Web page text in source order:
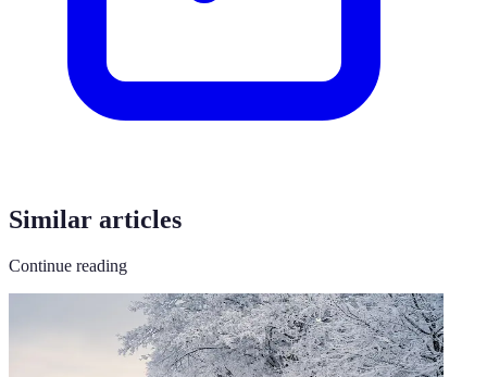
Similar articles
Continue reading